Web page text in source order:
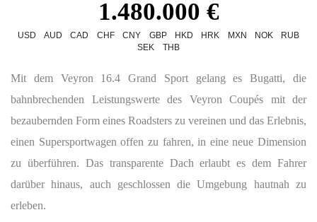
1.480.000 €
USD AUD CAD CHF CNY GBP HKD HRK MXN NOK
RUB
SEK
THB
Mit dem Veyron 16.4 Grand Sport gelang es Bugatti, die
bahnbrechenden Leistungswerte des Veyron Coupés mit der
bezaubernden Form eines Roadsters zu vereinen und das Erlebnis,
einen Supersportwagen offen zu fahren, in eine neue Dimension
zu überführen. Das transparente Dach erlaubt es dem Fahrer
darüber hinaus, auch geschlossen die Umgebung hautnah zu
erleben.